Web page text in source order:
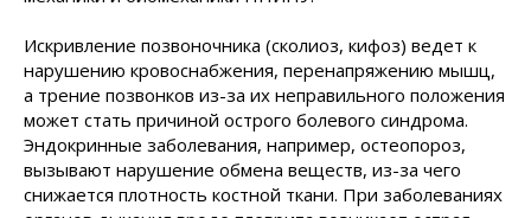
Искривление позвоночника (сколиоз, кифоз) ведет к
нарушению кровоснабжения, перенапряжению мышц,
а трение позвонков из-за их неправильного положения
может стать причиной острого болевого синдрома.
Эндокринные заболевания, например, остеопороз,
вызывают нарушение обмена веществ, из-за чего
снижается плотность костной ткани. При заболеваниях